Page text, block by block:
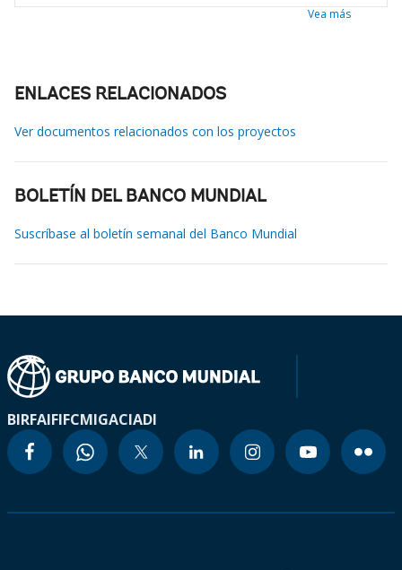
Vea más
ENLACES RELACIONADOS
Ver documentos relacionados con los proyectos
BOLETÍN DEL BANCO MUNDIAL
Suscríbase al boletín semanal del Banco Mundial
BIRFAIFIFCMIGACIADI